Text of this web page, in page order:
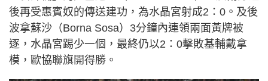
後再受惠賓奴的傳送建功，為水晶宮射成2：0。及後
波拿蘇沙（Borna Sosa）3分鐘內連領兩面黃牌被
逐，水晶宮踢少一個，最終仍以2：0擊敗基輔戴拿
模，歐協聯旗開得勝。